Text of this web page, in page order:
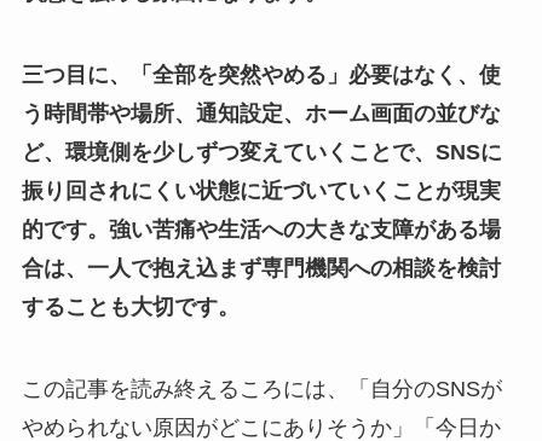
三つ目に、「全部を突然やめる」必要はなく、使
う時間帯や場所、通知設定、ホーム画面の並びな
ど、環境側を少しずつ変えていくことで、SNSに
振り回されにくい状態に近づいていくことが現実
的です。強い苦痛や生活への大きな支障がある場
合は、一人で抱え込まず専門機関への相談を検討
することも大切です。
この記事を読み終えるころには、「自分のSNSが
やめられない原因がどこにありそうか」「今日か